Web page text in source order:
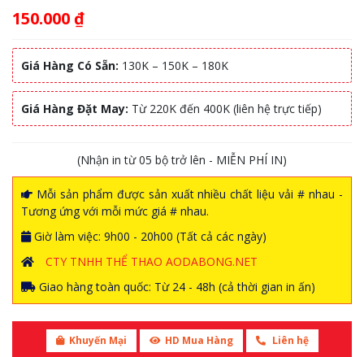
150.000 ₫
Giá Hàng Có Sẵn: 130K – 150K – 180K
Giá Hàng Đặt May: Từ 220K đến 400K (liên hệ trực tiếp)
(Nhận in từ 05 bộ trở lên - MIỄN PHÍ IN)
Mỗi sản phẩm được sản xuất nhiều chất liệu vải # nhau -
Tương ứng với mỗi mức giá # nhau.
Giờ làm việc: 9h00 - 20h00 (Tất cả các ngày)
CTY TNHH THỂ THAO AODABONG.NET
Giao hàng toàn quốc: Từ 24 - 48h (cả thời gian in ấn)
Khuyến Mại HD Mua Hàng Liên hệ